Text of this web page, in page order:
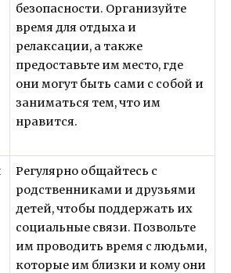
безопасности. Организуйте
время для отдыха и
релаксации, а также
предоставьте им место, где
они могут быть сами с собой и
заниматься тем, что им
нравится.
Регулярно общайтесь с
родственниками и друзьями
детей, чтобы поддержать их
социальные связи. Позвольте
им проводить время с людьми,
которые им близки и кому они